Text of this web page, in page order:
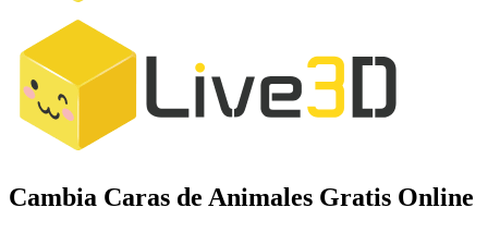
Cambia Caras de Animales Gratis Online